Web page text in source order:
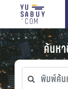
ค้นห
พิมพ์ค้นหาจ